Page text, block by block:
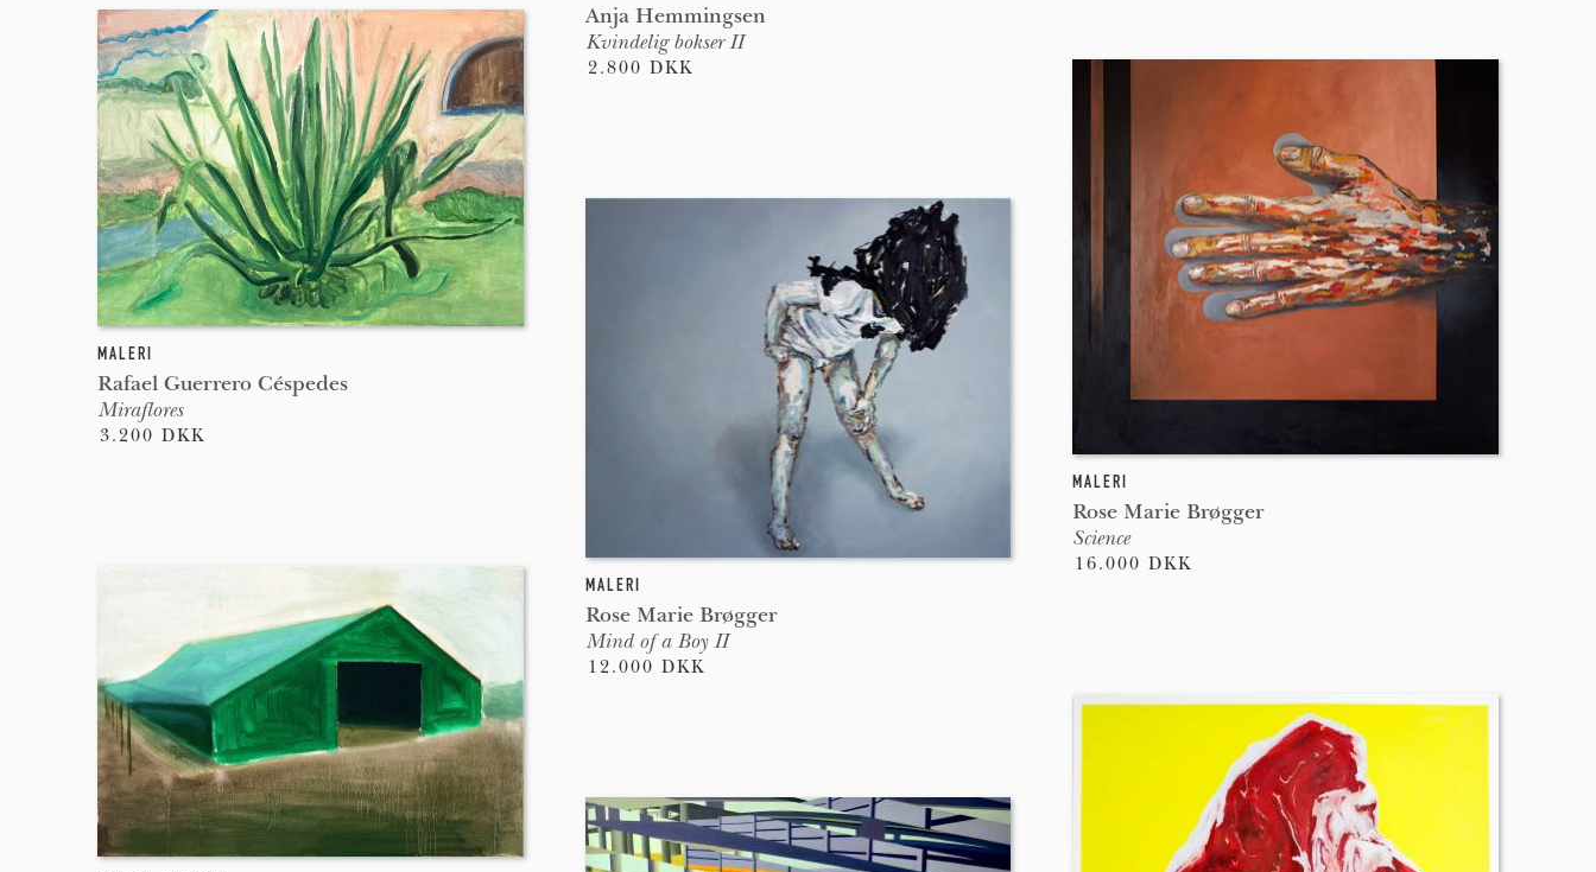
MALERI
Rafael Guerrero Céspedes
Miraflores
3.200 DKK
Anja Hemmingsen
Kvindelig bokser II
2.800 DKK
MALERI
Rose Marie Brøgger
Mind of a Boy II
12.000 DKK
MALERI
Rose Marie Brøgger
Science
16.000 DKK